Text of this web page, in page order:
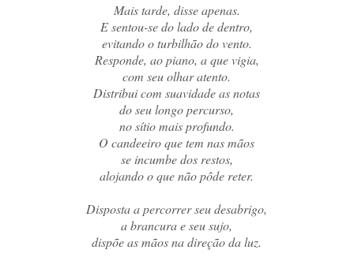
Mais tarde, disse apenas.
E sentou-se do lado de dentro,
evitando o turbilhão do vento.
Responde, ao piano, a que vigia,
com seu olhar atento.
Distribui com suavidade as notas
do seu longo percurso,
no sítio mais profundo.
O candeeiro que tem nas mãos
se incumbe dos restos,
alojando o que não pôde reter.
Disposta a percorrer seu desabrigo,
a brancura e seu sujo,
dispõe as mãos na direção da luz.